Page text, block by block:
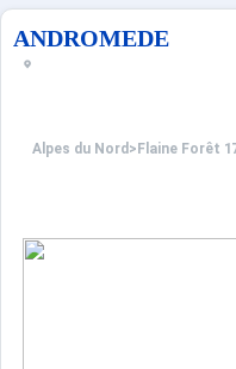
ANDROMEDE
Alpes du Nord > Flaine Forêt